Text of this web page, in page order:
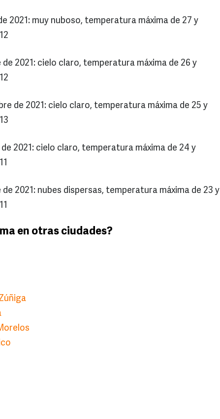
2021: muy nuboso, temperatura máxima de 27 y
2021: cielo claro, temperatura máxima de 26 y
de 2021: cielo claro, temperatura máxima de 25 y
2021: cielo claro, temperatura máxima de 24 y
2021: nubes dispersas, temperatura máxima de 23 y
en otras ciudades?